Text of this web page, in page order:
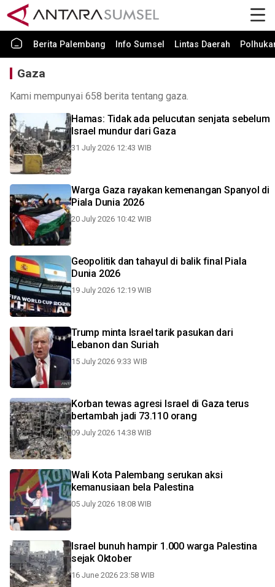
Berita Palembang Info Sumsel Lintas Daerah
Gaza
Kami mempunyai 658 berita tentang gaza.
Hamas: Tidak ada pelucutan senjata sebelum
Israel mundur dari Gaza
31 July 2026 12:43 WIB
Warga Gaza rayakan kemenangan Spanyol di
Piala Dunia 2026
20 July 2026 10:42 WIB
Geopolitik dan tahayul di balik final Piala
Dunia 2026
19 July 2026 12:19 WIB
Trump minta Israel tarik pasukan dari
Lebanon dan Suriah
15 July 2026 9:33 WIB
Korban tewas agresi Israel di Gaza terus
bertambah jadi 73.110 orang
09 July 2026 14:38 WIB
Wali Kota Palembang serukan aksi
kemanusiaan bela Palestina
05 July 2026 18:08 WIB
Israel bunuh hampir 1.000 warga Palestina
sejak Oktober
16 June 2026 23:58 WIB